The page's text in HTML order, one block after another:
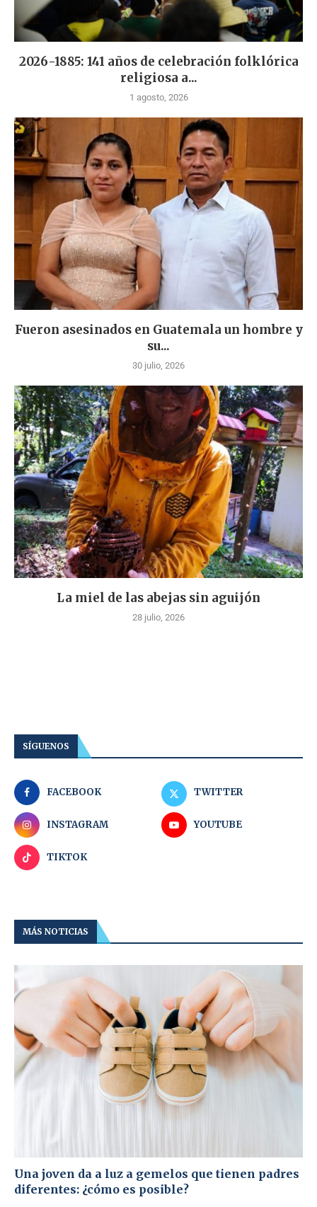
2026-1885: 141 años de celebración folklórica
religiosa a...
1 agosto, 2026
Fueron asesinados en Guatemala un hombre y
su...
30 julio, 2026
La miel de las abejas sin aguijón
28 julio, 2026
SÍGUENOS
FACEBOOK TWITTER
INSTAGRAM YOUTUBE
TIKTOK
MÁS NOTICIAS
Una joven da a luz a gemelos que tienen padres
diferentes: ¿cómo es posible?